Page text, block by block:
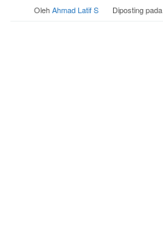
OlehAhmad Latif S Diposting pada